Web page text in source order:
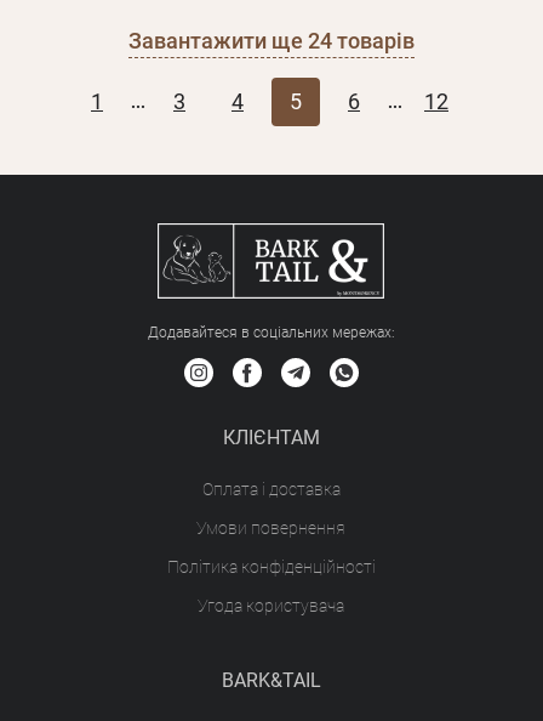
Завантажити ще 24товарів
1 ... 3 4 5 6 ... 12
Додавайтеся в соціальних мережах:
КЛІЄНТАМ
Оплата і доставка
Умови повернення
Політика конфіденційності
Угода користувача
BARK&TAIL